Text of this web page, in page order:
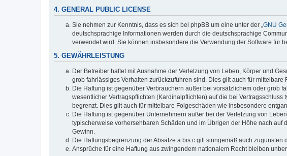
4. GENERAL PUBLIC LICENSE
Sie nehmen zur Kenntnis, dass es sich bei phpBB um eine unter der „ GNU
deutschsprachige Informationen werden durch die deutschsprachige
verwendet wird. Sie können insbesondere die Verwendung der Software für
5. GEWÄHRLEISTUNG
Der Betreiber haftet mit Ausnahme der Verletzung von Leben, Körper und
grob fahrlässiges Verhalten zurückzuführen sind. Dies gilt auch für
Die Haftung ist gegenüber Verbrauchern außer bei vorsätzlichem oder grob
wesentlicher Vertragspflichten (Kardinalpflichten) auf die bei
begrenzt. Dies gilt auch für mittelbare Folgeschäden wie insbesondere
Die Haftung ist gegenüber Unternehmern außer bei der Verletzung von
typischerweise vorhersehbaren Schäden und im Übrigen der Höhe nach
Gewinn.
Die Haftungsbegrenzung der Absätze a bis c gilt sinngemäß auch
Ansprüche für eine Haftung aus zwingendem nationalem Recht bleiben